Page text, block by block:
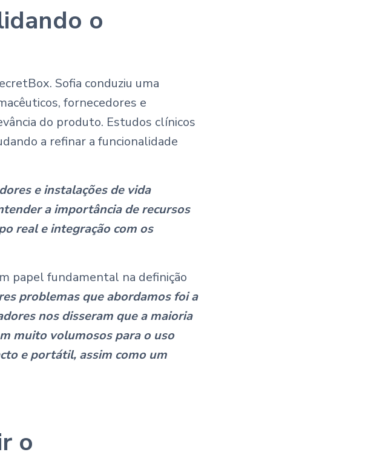
o
Sofia conduziu uma
fornecedores e
do produto. Estudos clínicos
a refinar a funcionalidade
e instalações de vida
a importância de recursos
real e integração com os
papel fundamental na definição
problemas que abordamos foi a
nos disseram que a maioria
muito volumosos para o uso
e portátil, assim como um
o